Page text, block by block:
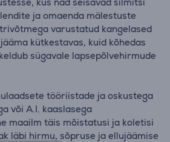
ja omaenda mälestuste
varustatud kangelased
kütkestavas, kuid kõhedas
sügavale lapsepõlvehirmude
tööriistade ja oskustega
või A.I. kaaslasega
maailm täis mõistatusi ja koletisi
läbi hirmu, sõpruse ja ellujäämise